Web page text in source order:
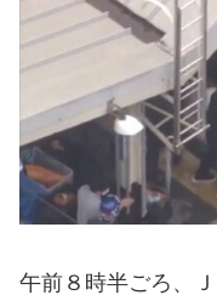
午前８時半ごろ、